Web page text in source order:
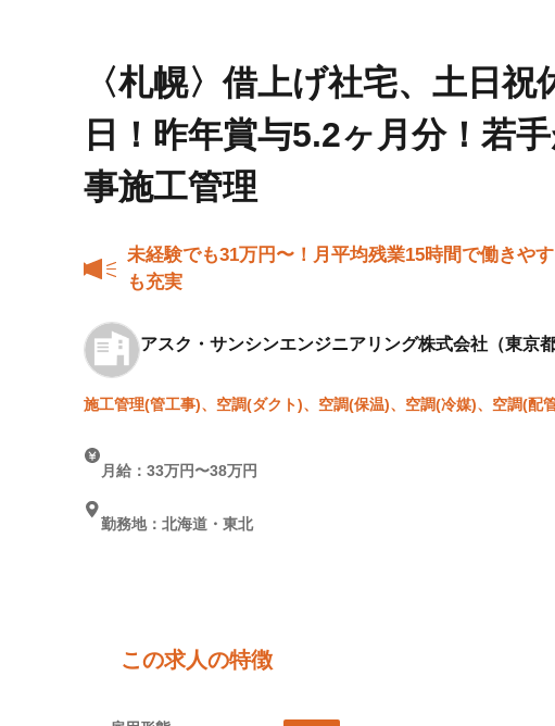
〈札幌〉借上げ社宅、土日
日！昨年賞与5.2ヶ月分！若
事施工管理
未経験でも31万円〜！月平均残業15時間で働きや
も充実
アスク・サンシンエンジニアリング株式会社 （東京
施工管理(管工事)、空調(ダクト)、空調(保温)、空調(冷媒)、空調(配
月給：33万円〜38万円
勤務地：北海道・東北
この求人の特徴